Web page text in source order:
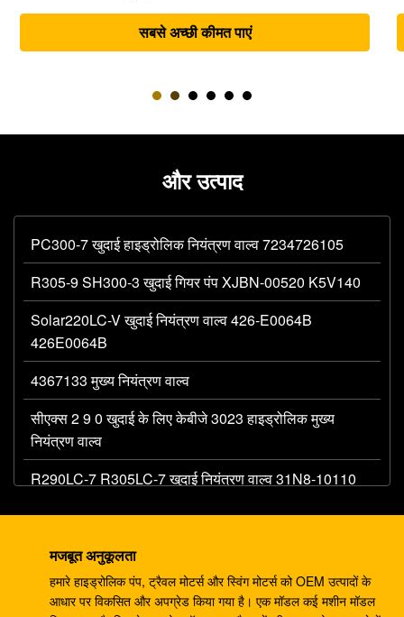
सबसे अच्छी कीमत पाएं
और उत्पाद
PC300-7 खुदाई हाइड्रोलिक नियंत्रण वाल्व 7234726105
R305-9 SH300-3 खुदाई गियर पंप XJBN-00520 K5V140
Solar220LC-V खुदाई नियंत्रण वाल्व 426-E0064B
426E0064B
4367133 मुख्य नियंत्रण वाल्व
सीएक्स 2 9 0 खुदाई के लिए केबीजे 3023 हाइड्रोलिक मुख्य
नियंत्रण वाल्व
R290LC-7 R305LC-7 खुदाई नियंत्रण वाल्व 31N8-10110
PC75
एचपीवी55 खुदाई मशीन के पुर्जे पीसी120-3 पीसी120-5 गियर पंप
मजबूत अनुकूलता
हमारे हाइड्रोलिक पंप, ट्रैवल मोटर्स और स्विंग मोटर्स को OEM उत्पादों के
आधार पर विकसित और अपग्रेड किया गया है। एक मॉडल कई मशीन मॉडल